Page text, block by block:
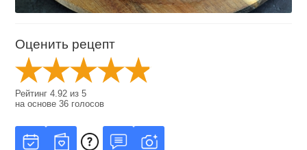
Оценить рецепт
Рейтинг4.92 из5
на основе36 голосов